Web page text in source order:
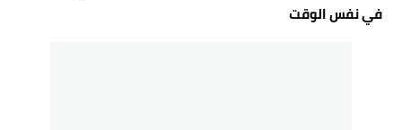
في نفس الوقت